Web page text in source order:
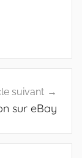
suivant
sur eBay